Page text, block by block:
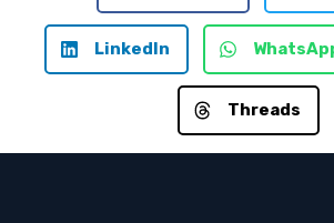
LinkedIn
Threads